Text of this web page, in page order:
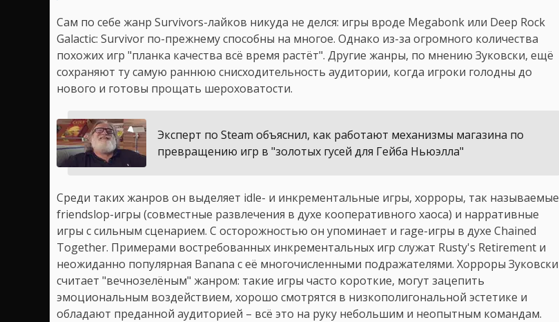
Сам по себе жанр Survivors-лайков никуда не делся: игры вроде Megabonk или Deep Rock
Galactic: Survivor по-прежнему способны на многое. Однако из-за огромного количества
похожих игр "планка качества всё время растёт". Другие жанры, по мнению Зуковски, ещё
сохраняют ту самую раннюю снисходительность аудитории, когда игроки голодны до
нового и готовы прощать шероховатости.
Эксперт по Steam объяснил, как работают механизмы магазина по
превращению игр в "золотых гусей для Гейба Ньюэлла"
Среди таких жанров он выделяет idle- и инкрементальные игры, хорроры, так называемые
friendslop-игры (совместные развлечения в духе кооперативного хаоса) и нарративные
игры с сильным сценарием. С осторожностью он упоминает и rage-игры в духе Chained
Together. Примерами востребованных инкрементальных игр служат Rusty's Retirement и
неожиданно популярная Banana с её многочисленными подражателями. Хорроры Зуковски
считает "вечнозелёным" жанром: такие игры часто короткие, могут зацепить
эмоциональным воздействием, хорошо смотрятся в низкополигональной эстетике и
обладают преданной аудиторией – всё это на руку небольшим и неопытным командам.